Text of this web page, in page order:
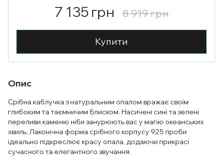
7 135 грн 8 919 грн
Купити
Опис
Срібна каблучка з натуральним опалом вражає своїм
глибоким та таємничим блиском. Насичені сині та зелені
переливи каменю ніби занурюють вас у магію океанських
хвиль. Лаконічна форма срібного корпусу 925 проби
ідеально підкреслює красу опала, додаючи прикрасі
сучасного та елегантного звучання.